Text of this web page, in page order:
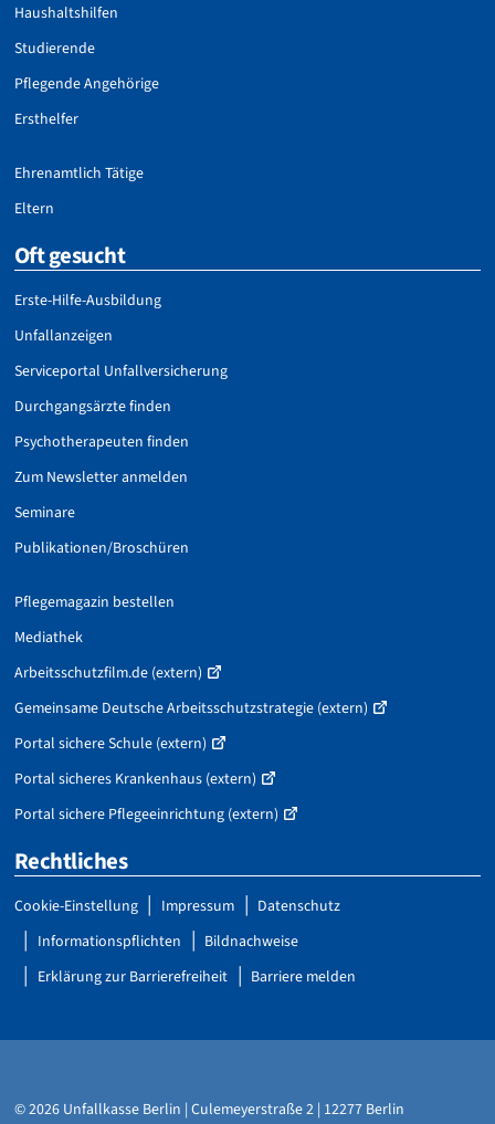
Haushaltshilfen
Studierende
Pflegende Angehörige
Ersthelfer
Ehrenamtlich Tätige
Eltern
Oft gesucht
Erste-Hilfe-Ausbildung
Unfallanzeigen
Serviceportal Unfallversicherung
Durchgangsärzte finden
Psychotherapeuten finden
Zum Newsletter anmelden
Seminare
Publikationen/Broschüren
Pflegemagazin bestellen
Mediathek
Arbeitsschutzfilm.de (extern)
Gemeinsame Deutsche Arbeitsschutzstrategie (extern)
Portal sichere Schule (extern)
Portal sicheres Krankenhaus (extern)
Portal sichere Pflegeeinrichtung (extern)
Rechtliches
Cookie-Einstellung Impressum
Datenschutz
Informationspflichten
Bildnachweise
Erklärung zur Barrierefreiheit
Barriere melden
© 2026 Unfallkasse Berlin | Culemeyerstraße 2 | 12277 Berlin